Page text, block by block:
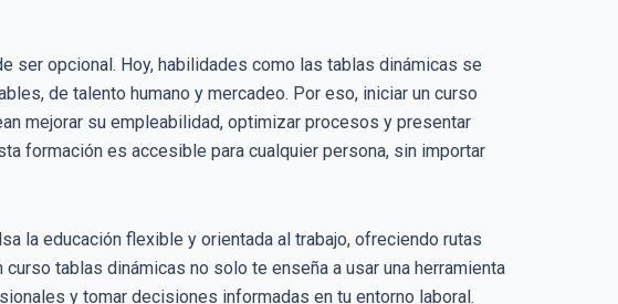
ser opcional. Hoy, habilidades como las tablas dinámicas se
de talento humano y mercadeo. Por eso, iniciar un curso
mejorar su empleabilidad, optimizar procesos y presentar
formación es accesible para cualquier persona, sin importar
la educación flexible y orientada al trabajo, ofreciendo rutas
tablas dinámicas no solo te enseña a usar una herramienta
y tomar decisiones informadas en tu entorno laboral.